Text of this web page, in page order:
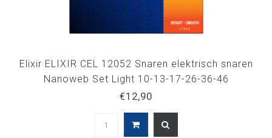
Elixir ELIXIR CEL 12052 Snaren elektrisch snaren
Nanoweb Set Light 10-13-17-26-36-46
€12,90